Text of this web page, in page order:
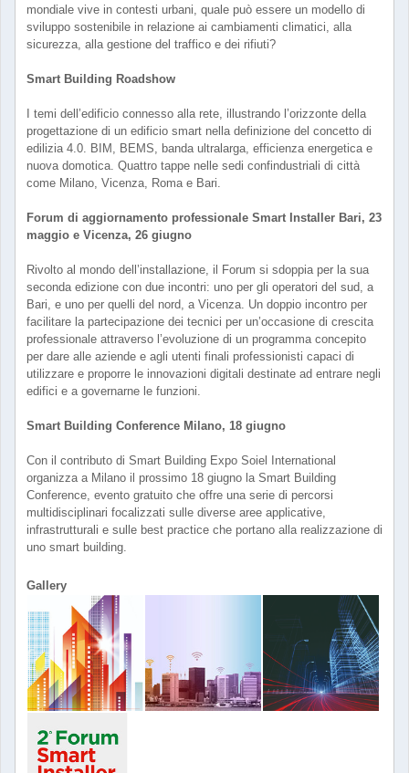
mondiale vive in contesti urbani, quale può essere un modello di
sviluppo sostenibile in relazione ai cambiamenti climatici, alla
sicurezza, alla gestione del traffico e dei rifiuti?
Smart Building Roadshow
I temi dell’edificio connesso alla rete, illustrando l’orizzonte della
progettazione di un edificio smart nella definizione del concetto di
edilizia 4.0. BIM, BEMS, banda ultralarga, efficienza energetica e
nuova domotica. Quattro tappe nelle sedi confindustriali di città
come Milano, Vicenza, Roma e Bari.
Forum di aggiornamento professionale Smart Installer Bari, 23
maggio e Vicenza, 26 giugno
Rivolto al mondo dell’installazione, il Forum si sdoppia per la sua
seconda edizione con due incontri: uno per gli operatori del sud, a
Bari, e uno per quelli del nord, a Vicenza. Un doppio incontro per
facilitare la partecipazione dei tecnici per un’occasione di crescita
professionale attraverso l’evoluzione di un programma concepito
per dare alle aziende e agli utenti finali professionisti capaci di
utilizzare e proporre le innovazioni digitali destinate ad entrare negli
edifici e a governarne le funzioni.
Smart Building Conference Milano, 18 giugno
Con il contributo di Smart Building Expo Soiel International
organizza a Milano il prossimo 18 giugno la Smart Building
Conference, evento gratuito che offre una serie di percorsi
multidisciplinari focalizzati sulle diverse aree applicative,
infrastrutturali e sulle best practice che portano alla realizzazione di
uno smart building.
Gallery